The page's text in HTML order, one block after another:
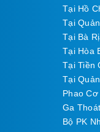
Tại Hồ
Tại
Tại Bà
Tại Hòa
Tại Tiền
Tại
Phao
Ga
Bộ PK